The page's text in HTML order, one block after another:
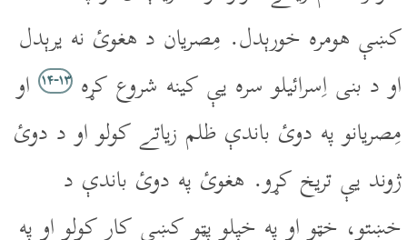
کښې هومره خورېدل. مِصريان د هغوئ نه يرېدل
او د بنى اِسرائيلو سره يې کينه شروع کړه ۱۳‏-۱۴
او
مِصريانو په دوئ باندې ظلم زياتے کولو او د دوئ
ژوند يې تريخ کړو. هغوئ په دوئ باندې د
خښتو، خټو او په خپلو پټو کښې کار کولو او په